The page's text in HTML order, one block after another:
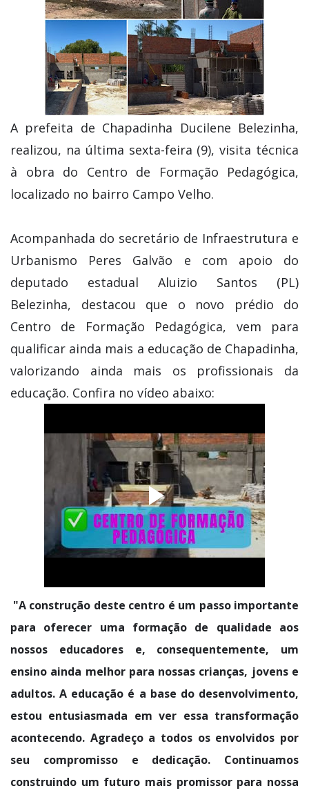
A prefeita de Chapadinha Ducilene Belezinha,
realizou, na última sexta-feira (9), visita técnica
à obra do Centro de Formação Pedagógica,
localizado no bairro Campo Velho.
Acompanhada do secretário de Infraestrutura e
Urbanismo Peres Galvão e com apoio do
deputado estadual Aluizio Santos (PL)
Belezinha, destacou que o novo prédio do
Centro de Formação Pedagógica, vem para
qualificar ainda mais a educação de Chapadinha,
valorizando ainda mais os profissionais da
educação. Confira no vídeo abaixo:
"A construção deste centro é um passo importante
para oferecer uma formação de qualidade aos
nossos educadores e, consequentemente, um
ensino ainda melhor para nossas crianças, jovens e
adultos. A educação é a base do desenvolvimento,
estou entusiasmada em ver essa transformação
acontecendo. Agradeço a todos os envolvidos por
seu compromisso e dedicação. Continuamos
construindo um futuro mais promissor para nossa